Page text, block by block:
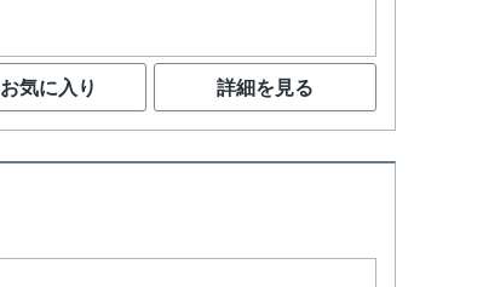
お気に入り 詳細を見る